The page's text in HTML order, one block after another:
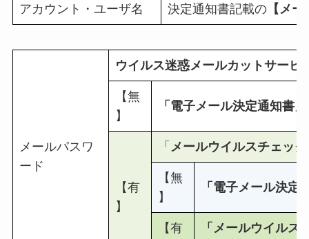
アカウント・ユーザ名 決定通知書記載の【メー
メールパスワ
ード
ウイルス迷惑メールカットサービ
【無
】
「電子メール決定通知書」
【有
】
「 メールウイルスチェッ
【無
】
「電子メール決定
【有
「メールウイルス